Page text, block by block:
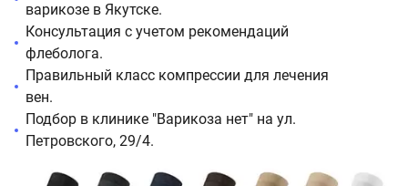
варикозе в Якутске.
Консультация с учетом рекомендаций
флеболога.
Правильный класс компрессии для лечения
вен.
Подбор в клинике "Варикоза нет" на ул.
Петровского, 29/4.